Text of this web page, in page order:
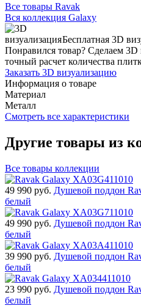
Все товары Ravak
Вся коллекция Galaxy
Бесплатная 3D
Понравился товар? Сделаем 3D
точный расчет количества
Заказать 3D визуализацию
Информация о товаре
Материал
Металл
Смотреть все характеристики
Другие товары из
Все товары коллекции
49 990 руб. Душевой поддон
белый
49 990 руб. Душевой поддон
белый
39 990 руб. Душевой поддон
белый
23 990 руб. Душевой поддон
белый